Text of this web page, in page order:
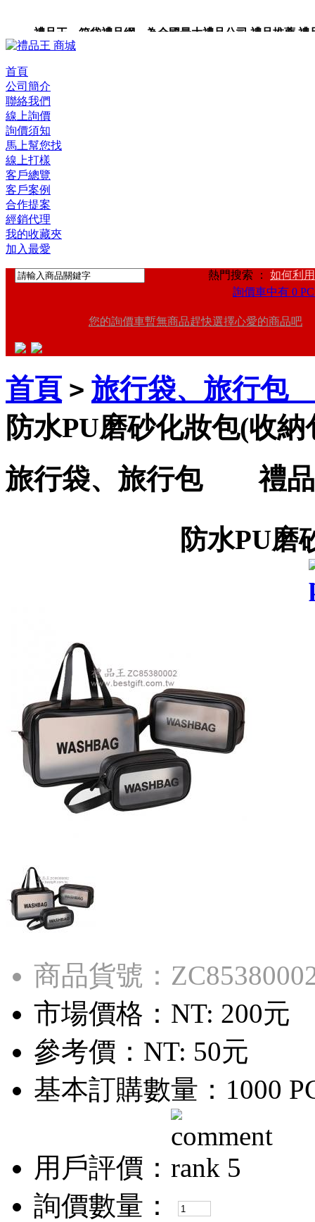
禮品王 箱袋禮品網 為全國最大禮品公司,禮品推薦,禮
卡,企業禮品,禮品小物,高級禮品,禮品網站。
首頁
公司簡介
聯絡我們
線上詢價
詢價須知
馬上幫您找
線上打樣
客戶總覽
客戶案例
合作提案
經銷代理
我的收藏夾
加入最愛
熱門搜索 ： 如何利
詢價車中有 0
您的詢價車暫無商品趕快選擇心愛的商品吧
首頁 > 旅行袋、旅行
防水PU磨砂化妝包(收納
旅行袋、旅行包 禮品
防水PU磨
商品貨號：
市場價格： NT: 200元
參考價： NT: 50元
基本訂購數量：1000
用戶評價：
詢價數量：